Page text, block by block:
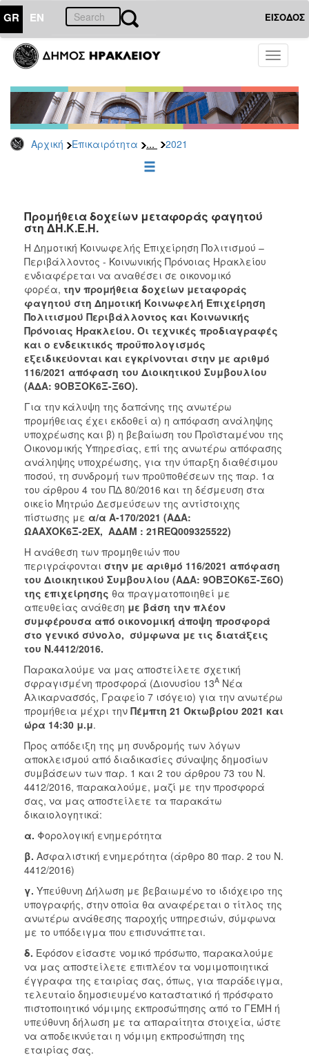
GR EN ΕΙΣΟΔΟΣ
Toggle
Αρχική Επικαιρότητα ... 2021
ΕΠΙΚΑΙΡΟΤΗΤΑ
-
Δημοπρασίες
Αρχείο
2026
2022
2021
2020
2019
2018
2017
2016
2015
ΔΗΜΟΤΗΣ
ΕΠΙΣΚΕΠΤΗΣ
ΗΡΑΚΛΕΙΟ
Προμήθεια δοχείων μεταφοράς φαγητού
στη ΔH.K.E.H.
H Δημοτική Κοινωφελής Επιχείρηση Πολιτισμού –
Περιβάλλοντος - Κοινωνικής Πρόνοιας Ηρακλείου
ενδιαφέρεται να αναθέσει σε οικονομικό
φορέα, την προμήθεια δοχείων μεταφοράς
φαγητού στη Δημοτική Κοινωφελή Επιχείρηση
Πολιτισμού Περιβάλλοντος και Κοινωνικής
Πρόνοιας Ηρακλείου. Οι τεχνικές προδιαγραφές
και ο ενδεικτικός προϋπολογισμός
εξειδικεύονται και εγκρίνονται στην με αριθμό
116/2021 απόφαση του Διοικητικού Συμβουλίου
(ΑΔΑ: 9ΟΒΞΟΚ6Ξ-Ξ6Ο).
Για την κάλυψη της δαπάνης της ανωτέρω
προμήθειας έχει εκδοθεί α) η απόφαση ανάληψης
υποχρέωσης και β) η βεβαίωση του Προϊσταμένου της
Οικονομικής Υπηρεσίας, επί της ανωτέρω απόφασης
ανάληψης υποχρέωσης, για την ύπαρξη διαθέσιμου
ποσού, τη συνδρομή των προϋποθέσεων της παρ. 1α
του άρθρου 4 του ΠΔ 80/2016 και τη δέσμευση στα
οικείο Μητρώο Δεσμεύσεων της αντίστοιχης
πίστωσης με α/α Α-170/2021 (ΑΔΑ:
ΩΑΑΧΟΚ6Ξ-2ΕΧ, ΑΔΑΜ : 21REQ009325522)
Η ανάθεση των προμηθειών που
περιγράφονται στην με αριθμό 116/2021 απόφαση
του Διοικητικού Συμβουλίου (ΑΔΑ: 9ΟΒΞΟΚ6Ξ-Ξ6Ο)
της επιχείρησης θα πραγματοποιηθεί με
απευθείας ανάθεση με βάση την πλέον
συμφέρουσα από οικονομική άποψη προσφορά
στο γενικό σύνολο, σύμφωνα με τις διατάξεις
του Ν.4412/2016.
Παρακαλούμε να μας αποστείλετε σχετική
σφραγισμένη προσφορά (Διονυσίου 13Α Νέα
Αλικαρνασσός, Γραφείο 7 ισόγειο) για την ανωτέρω
προμήθεια μέχρι την Πέμπτη 21 Οκτωβρίου 2021 και
ώρα 14:30 μ.μ.
Προς απόδειξη της μη συνδρομής των λόγων
αποκλεισμού από διαδικασίες σύναψης δημοσίων
συμβάσεων των παρ. 1 και 2 του άρθρου 73 του Ν.
4412/2016, παρακαλούμε, μαζί με την προσφορά
σας, να μας αποστείλετε τα παρακάτω
δικαιολογητικά:
α. Φορολογική ενημερότητα
β. Ασφαλιστική ενημερότητα (άρθρο 80 παρ. 2 του Ν.
4412/2016)
γ. Υπεύθυνη Δήλωση με βεβαιωμένο το ιδιόχειρο της
υπογραφής, στην οποία θα αναφέρεται ο τίτλος της
ανωτέρω ανάθεσης παροχής υπηρεσιών, σύμφωνα
με το υπόδειγμα που επισυνάπτεται.
δ. Εφόσον είσαστε νομικό πρόσωπο, παρακαλούμε
να μας αποστείλετε επιπλέον τα νομιμοποιητικά
έγγραφα της εταιρίας σας, όπως, για παράδειγμα,
τελευταίο δημοσιευμένο καταστατικό ή πρόσφατο
πιστοποιητικό νόμιμης εκπροσώπησης από το ΓΕΜΗ ή
υπεύθυνη δήλωση με τα απαραίτητα στοιχεία, ώστε
να αποδεικνύεται η νόμιμη εκπροσώπηση της
εταιρίας σας.